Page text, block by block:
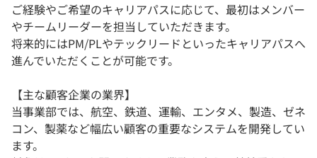
ご経験やご希望のキャリアパスに応じて、最初はメンバー
やチームリーダーを担当していただきます。
将来的にはPM/PLやテックリードといったキャリアパスへ
進んでいただくことが可能です。
【主な顧客企業の業界】
当事業部では、航空、鉄道、運輸、エンタメ、製造、ゼネ
コン、製薬など幅広い顧客の重要なシステムを開発してい
ます。